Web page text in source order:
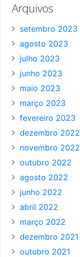
Arquivos
setembro 2023
agosto 2023
julho 2023
junho 2023
maio 2023
março 2023
fevereiro 2023
dezembro 2022
novembro 2022
outubro 2022
agosto 2022
junho 2022
abril 2022
março 2022
dezembro 2021
outubro 2021